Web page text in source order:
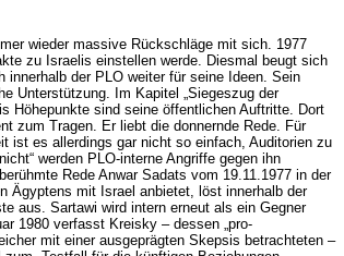
wieder massive Rückschläge mit sich. 1977
zu Israelis einstellen werde. Diesmal beugt sich
der PLO weiter für seine Ideen. Sein
Unterstützung. Im Kapitel „Siegeszug der
Höhepunkte sind seine öffentlichen Auftritte. Dort
zum Tragen. Er liebt die donnernde Rede. Für
ist es allerdings gar nicht so einfach, Auditorien zu
werden PLO-interne Angriffe gegen ihn
Rede Anwar Sadats vom 19.11.1977 in der
Ägyptens mit Israel anbietet, löst innerhalb der
aus. Sartawi wird intern erneut als ein Gegner
1980 verfasst Kreisky – dessen „pro-
mit einer ausgeprägten Skepsis betrachteten –